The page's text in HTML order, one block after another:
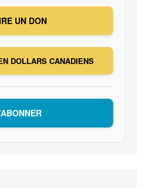
UN DON
DOLLARS CANADIENS